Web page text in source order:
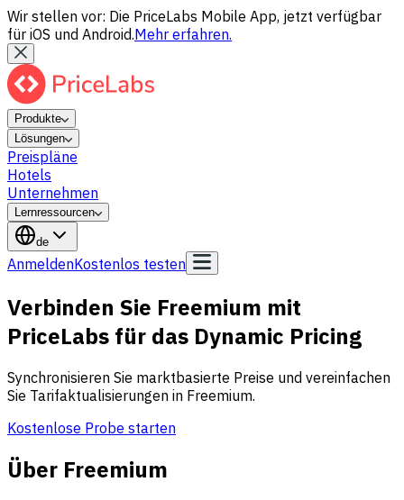
Wir stellen vor: Die PriceLabs Mobile App, jetzt verfügbar
für iOS und Android.Mehr erfahren.
Produkte
Lösungen
Preispläne
Hotels
Unternehmen
Lernressourcen
de
AnmeldenKostenlos testen
Verbinden Sie Freemium mit
PriceLabs für das Dynamic Pricing
Synchronisieren Sie marktbasierte Preise und vereinfachen
Sie Tarifaktualisierungen in Freemium.
Kostenlose Probe starten
Über Freemium